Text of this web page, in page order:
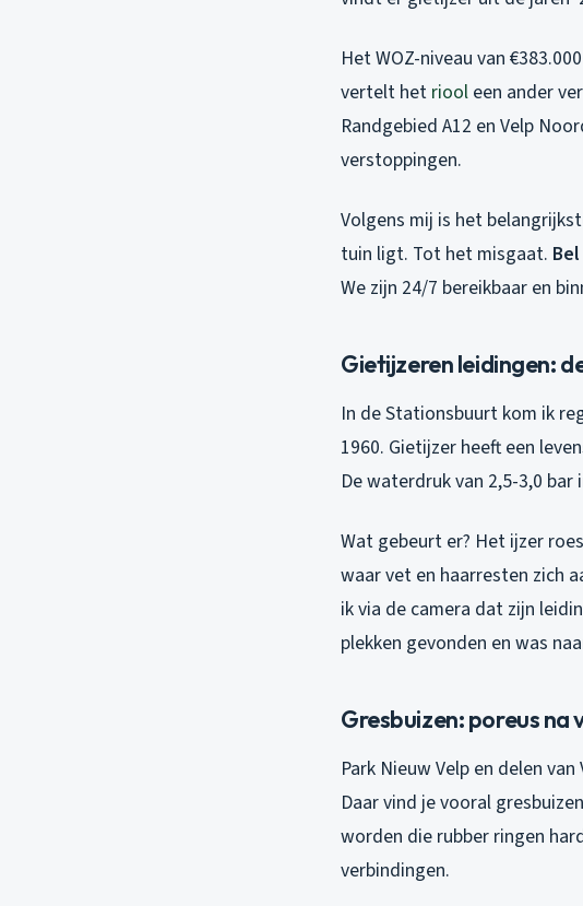
Het WOZ-niveau van
vertelt het riool een ander
Randgebied A12 en Velp
verstoppingen.
Volgens mij is het
tuin ligt. Tot het misgaat.
We zijn 24/7 bereikbaar en
Gietijzeren leidingen:
In de Stationsbuurt kom ik
1960. Gietijzer heeft een
De waterdruk van 2,5-3,0
Wat gebeurt er? Het ijzer
waar vet en haarresten zich
ik via de camera dat zijn
plekken gevonden en was
Gresbuizen: poreus na
Park Nieuw Velp en delen
Daar vind je vooral
worden die rubber ringen
verbindingen.